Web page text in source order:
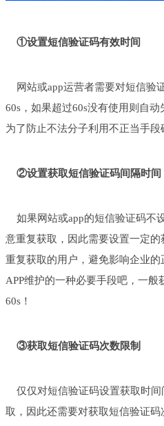
①设置短信验证码有效时间
网站或app运营者需要对短信验
60s，如果超过60s没有使用则自
为了防止不法分子利用不正当手段
②设置获取短信验证码间隔时间
如果网站或app的短信验证码不
意重复获取，因此需要设置一定
重复获取的用户，避免影响企业的
APP维护的一种必要手段吧，一般
60s！
③获取短信验证码次数限制
仅仅对短信验证码设置获取时间
取，因此还需要对获取短信验证